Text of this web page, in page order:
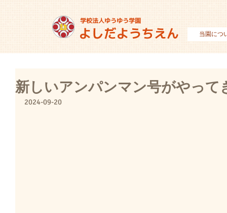
当園につ
新しいアンパンマン号がやって
2024-09-20